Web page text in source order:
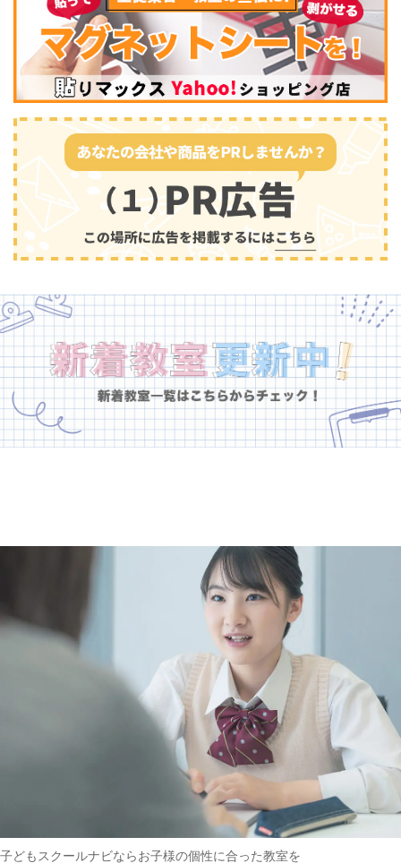
幼児教育(681)
子どもスクールナビならお子様の個性に合った教室を